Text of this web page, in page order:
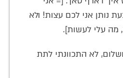
נותן אני לכם עצות! ולא
מה עלי לעשות].
לא התכוונתי לתת